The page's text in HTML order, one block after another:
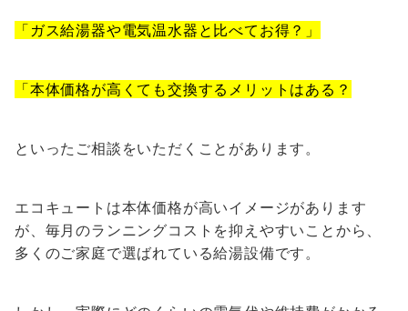
「ガス給湯器や電気温水器と比べてお得？」
「本体価格が高くても交換するメリットはある？
といったご相談をいただくことがあります。
エコキュートは本体価格が高いイメージがあります
が、毎月のランニングコストを抑えやすいことから、
多くのご家庭で選ばれている給湯設備です。